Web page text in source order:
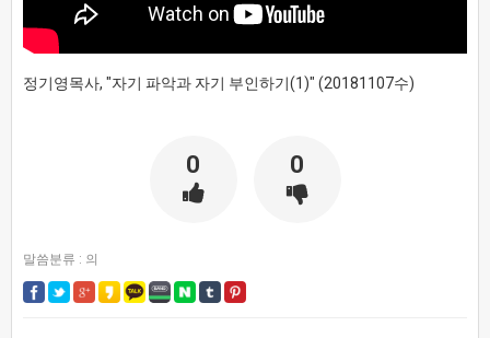
정기영목사, "자기 파악과 자기 부인하기(1)" (20181107수)
0 0
말씀분류 : 의